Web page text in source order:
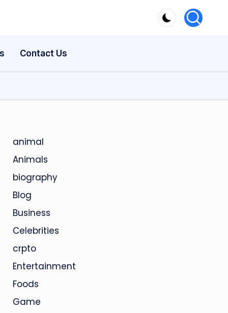
Contact Us
animal
Animals
biography
Blog
Business
Celebrities
crpto
Entertainment
Foods
Game